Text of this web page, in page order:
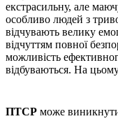
екстрасильну, але
особливо людей з
відчувають велику
відчуттям повної
можливість
відбуваються. На
ПТСР може